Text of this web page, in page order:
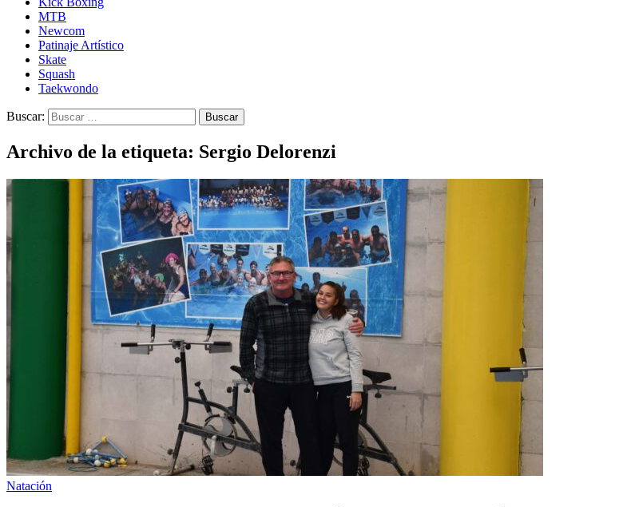
MTB
Newcom
Patinaje Artístico
Skate
Squash
Taekwondo
Buscar:
Archivo de la etiqueta: Sergio Delorenzi
Natación